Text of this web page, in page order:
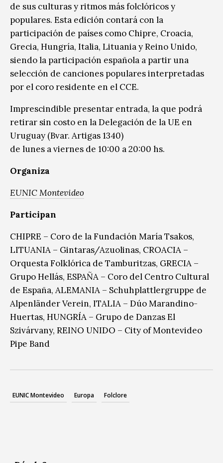
de sus culturas y ritmos más folclóricos y
populares. Esta edición contará con la
participación de países como Chipre, Croacia,
Grecia, Hungría, Italia, Lituania y Reino Unido,
siendo la participación española a partir una
selección de canciones populares interpretadas
por el coro residente en el CCE.
Imprescindible presentar entrada, la que podrá
retirar sin costo en la Delegación de la UE en
Uruguay (Bvar. Artigas 1340)
de lunes a viernes de 10:00 a 20:00 hs.
Organiza
EUNIC Montevideo
Participan
CHIPRE – Coro de la Fundación María Tsakos,
LITUANIA – Gintaras/Azuolinas, CROACIA –
Orquesta Folklórica de Tamburitzas, GRECIA –
Grupo Hellás, ESPAÑA – Coro del Centro Cultural
de España, ALEMANIA – Schuhplattlergruppe de
Alpenländer Verein, ITALIA – Dúo Marandino-
Huertas, HUNGRÍA – Grupo de Danzas El
Szivárvany, REINO UNIDO – City of Montevideo
Pipe Band
EUNIC Montevideo Europa Folclore